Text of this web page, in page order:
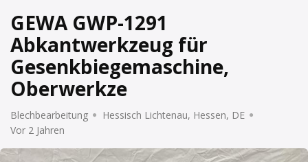
GEWA GWP-1291
Abkantwerkzeug für
Gesenkbiegemaschine,
Oberwerkze
Blechbearbeitung
Hessisch Lichtenau, Hessen, DE
Vor 2 Jahren